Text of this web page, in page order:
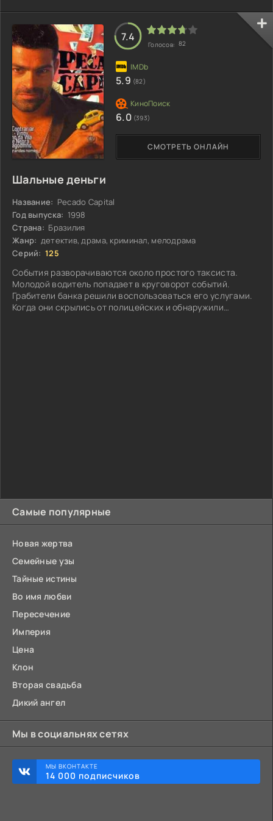
Самые популярные
Новая жертва
Семейные узы
Тайные истины
Во имя любви
Пересечение
Империя
Цена
Клон
Вторая свадьба
Дикий ангел
Мы в социальнях сетях
МЫ ВКОНТАКТЕ
14 000 подписчиков
Шальные деньги
Название: Pecado Capital
Год выпуска: 1998
Страна: Бразилия
Жанр: детектив, драма, криминал, мелодрама
Серий: 125
События разворачиваются около простого таксиста.
Молодой водитель попадает в круговорот событий.
Грабители банка решили воспользоваться его услугами.
Когда они скрылись от полицейских и обнаружили
СМОТРЕТЬ ОНЛАЙН
7.4
Голосов: 82
5.9 (82)
6.0 (393)